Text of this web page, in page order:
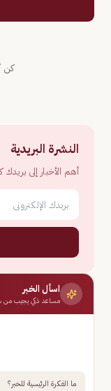
كن
النشرة البريدية
أهم الأخبار إلى
اسأل الخبر
مساعد ذكي يجيب من
ما الفكرة الرئيسية للخبر؟